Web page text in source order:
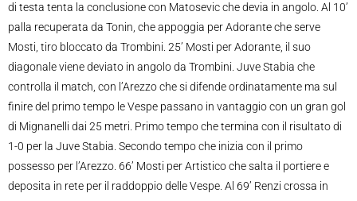
di testa tenta la conclusione con Matosevic che devia in angolo. Al 10’
palla recuperata da Tonin, che appoggia per Adorante che serve
Mosti, tiro bloccato da Trombini. 25’ Mosti per Adorante, il suo
diagonale viene deviato in angolo da Trombini. Juve Stabia che
controlla il match, con l’Arezzo che si difende ordinatamente ma sul
finire del primo tempo le Vespe passano in vantaggio con un gran gol
di Mignanelli dai 25 metri. Primo tempo che termina con il risultato di
1-0 per la Juve Stabia. Secondo tempo che inizia con il primo
possesso per l’Arezzo. 66’ Mosti per Artistico che salta il portiere e
deposita in rete per il raddoppio delle Vespe. Al 69’ Renzi crossa in